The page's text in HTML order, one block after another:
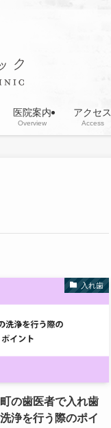
医院案内
Overview
アクセス
Access
入れ歯
の歯医者で入れ歯
浄を行う際のポイ